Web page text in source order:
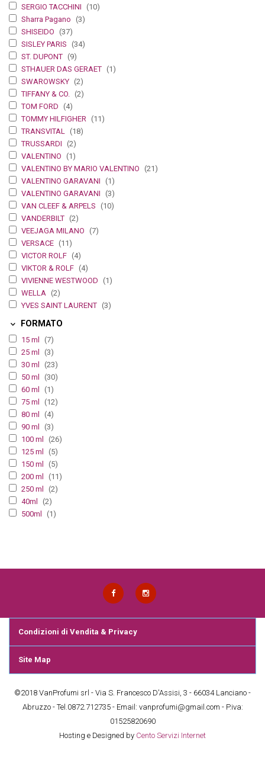
SERGIO TACCHINI (10)
Sharra Pagano (3)
SHISEIDO (37)
SISLEY PARIS (34)
ST. DUPONT (9)
STHAUER DAS GERAET (1)
SWAROWSKY (2)
TIFFANY & CO. (2)
TOM FORD (4)
TOMMY HILFIGHER (11)
TRANSVITAL (18)
TRUSSARDI (2)
VALENTINO (1)
VALENTINO BY MARIO VALENTINO (21)
VALENTINO GARAVANI (1)
VALENTINO GARAVANI (3)
VAN CLEEF & ARPELS (10)
VANDERBILT (2)
VEEJAGA MILANO (7)
VERSACE (11)
VICTOR ROLF (4)
VIKTOR & ROLF (4)
VIVIENNE WESTWOOD (1)
WELLA (2)
YVES SAINT LAURENT (3)
FORMATO
15 ml
(7)
25 ml
(3)
30 ml
(23)
50 ml
(30)
60 ml
(1)
75 ml
(12)
80 ml
(4)
90 ml
(3)
100 ml
(26)
125 ml
(5)
150 ml
(5)
200 ml
(11)
250 ml
(2)
40ml
(2)
500ml
(1)
Condizioni di Vendita & Privacy
Site Map
©2018 VanProfumi srl - Via S. Francesco D'Assisi, 3 - 66034 Lanciano -
Abruzzo - Tel.0872.712735 - Email: vanprofumi@gmail.com - P.iva:
01525820690
Hosting e Designed by Cento Servizi Internet